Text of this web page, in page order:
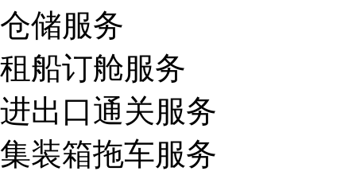
仓储服务
租船订舱服务
进出口通关服务
集装箱拖车服务